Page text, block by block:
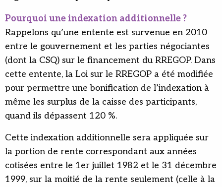
Pourquoi une indexation additionnelle ?
Rappelons qu’une entente est survenue en 2010
entre le gouvernement et les parties négociantes
(dont la CSQ) sur le financement du RREGOP. Dans
cette entente, la Loi sur le RREGOP a été modifiée
pour permettre une bonification de l’indexation à
même les surplus de la caisse des participants,
quand ils dépassent 120 %.
Cette indexation additionnelle sera appliquée sur
la portion de rente correspondant aux années
cotisées entre le 1er juillet 1982 et le 31 décembre
1999, sur la moitié de la rente seulement (celle à la